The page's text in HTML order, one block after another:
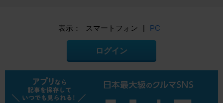
表示： スマートフォン | PC
ログイン